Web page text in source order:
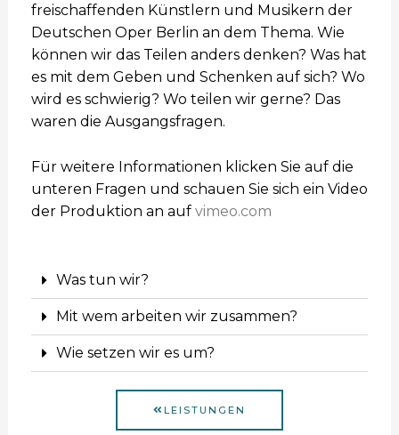
freischaffenden Künstlern und Musikern der
Deutschen Oper Berlin an dem Thema. Wie
können wir das Teilen anders denken? Was hat
es mit dem Geben und Schenken auf sich? Wo
wird es schwierig? Wo teilen wir gerne? Das
waren die Ausgangsfragen.
Für weitere Informationen klicken Sie auf die
unteren Fragen und schauen Sie sich ein Video
der Produktion an auf vimeo.com
Was tun wir?
Mit wem arbeiten wir zusammen?
Wie setzen wir es um?
LEISTUNGEN